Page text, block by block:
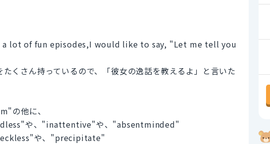
a lot of fun episodes,I would like to say, "Let me tell you
くさん持っているので、「彼女の逸話を教えるよ」と言いた
の他に、
や、"inattentive"や、"absentminded"
や、"precipitate"